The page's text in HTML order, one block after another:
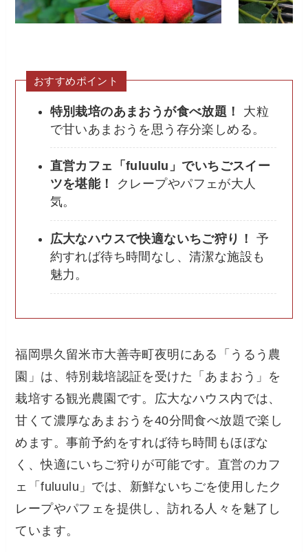
おすすめポイント
特別栽培のあまおうが食べ放題！
大粒
で甘いあまおうを思う存分楽しめる。
直営カフェ「fuluulu」でいちごスイー
ツを堪能！
クレープやパフェが大人
気。
広大なハウスで快適ないちご狩り！
予
約すれば待ち時間なし、清潔な施設も
魅力。
福岡県久留米市大善寺町夜明にある「うるう農
園」は、特別栽培認証を受けた「あまおう」を
栽培する観光農園です。広大なハウス内では、
甘くて濃厚なあまおうを40分間食べ放題で楽し
めます。事前予約をすれば待ち時間もほぼな
く、快適にいちご狩りが可能です。直営のカフ
ェ「fuluulu」では、新鮮ないちごを使用したク
レープやパフェを提供し、訪れる人々を魅了し
ています。